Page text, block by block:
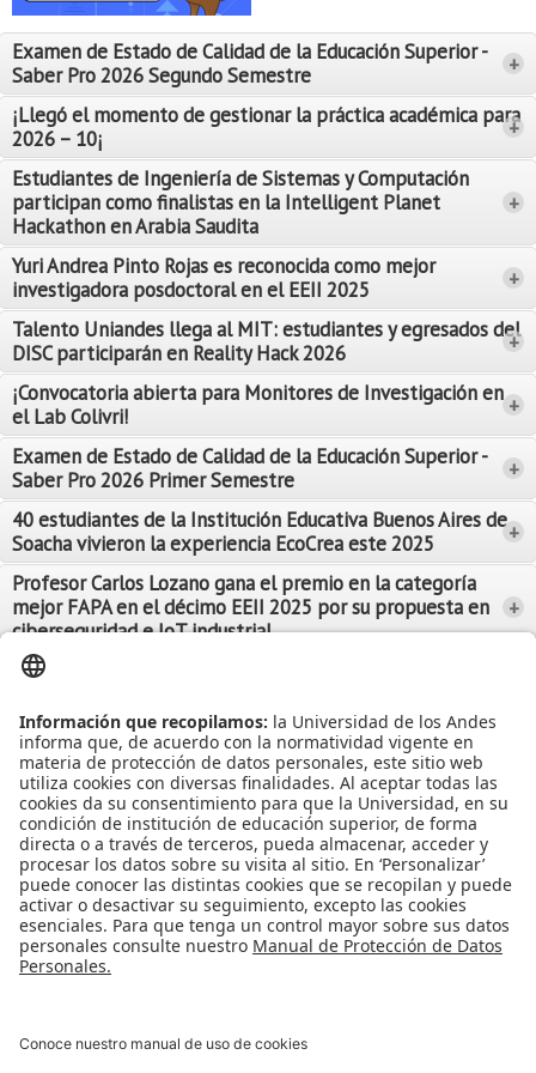
Examen de Estado de Calidad de la Educación Superior -
Saber Pro 2026 Segundo Semestre
+
Leer Más
¡Llegó el momento de gestionar la práctica académica para
2026 – 10¡
+
Leer Más
Estudiantes de Ingeniería de Sistemas y Computación
participan como finalistas en la Intelligent Planet
Hackathon en Arabia Saudita
+
Leer Más
Yuri Andrea Pinto Rojas es reconocida como mejor
investigadora posdoctoral en el EEII 2025
+
Leer Más
Talento Uniandes llega al MIT: estudiantes y egresados del
DISC participarán en Reality Hack 2026
+
Leer Más
¡Convocatoria abierta para Monitores de Investigación en
el Lab Colivri!
+
Leer Más
Examen de Estado de Calidad de la Educación Superior -
Saber Pro 2026 Primer Semestre
+
Leer Más
40 estudiantes de la Institución Educativa Buenos Aires de
Soacha vivieron la experiencia EcoCrea este 2025
+
Leer Más
Profesor Carlos Lozano gana el premio en la categoría
mejor FAPA en el décimo EEII 2025 por su propuesta en
ciberseguridad e IoT industrial
+
Leer Más
Ver más Noticias...
Ver más Eventos...
Apoyo Financiero
Reconocimiento como Universidad: Decreto 1297 del 30 de mayo de
Proyecto de grado
Reingreso
Reintegro
Retiro voluntario
Transferencia
Tarifas
Grado